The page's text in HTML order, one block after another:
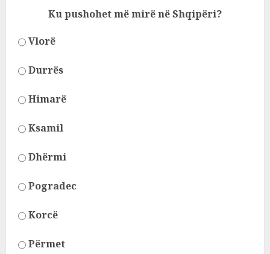
Ku pushohet më mirë në Shqipëri?
Vlorë
Durrës
Himarë
Ksamil
Dhërmi
Pogradec
Korcë
Përmet